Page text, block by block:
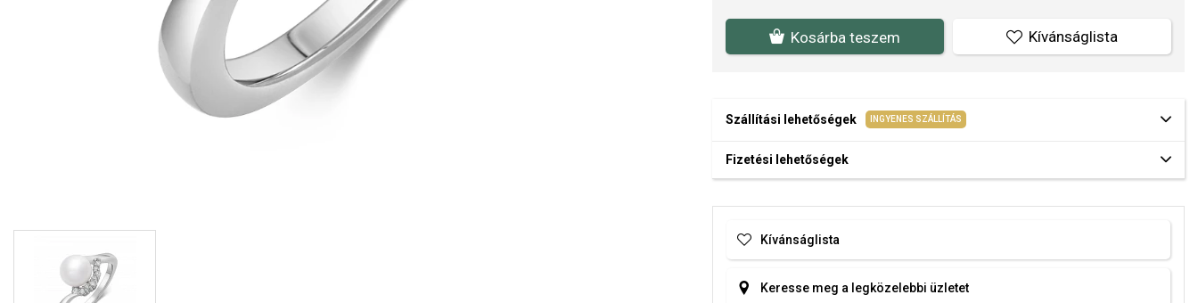
Kosárba teszem Kívánságlista
Szállítási lehetőségek INGYENES SZÁLLÍTÁS
Fizetési lehetőségek
Kívánságlista
Keresse meg a legközelebbi üzletet